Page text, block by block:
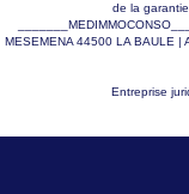
de la
MESEMENA 44500 LA BAULE |
Entreprise